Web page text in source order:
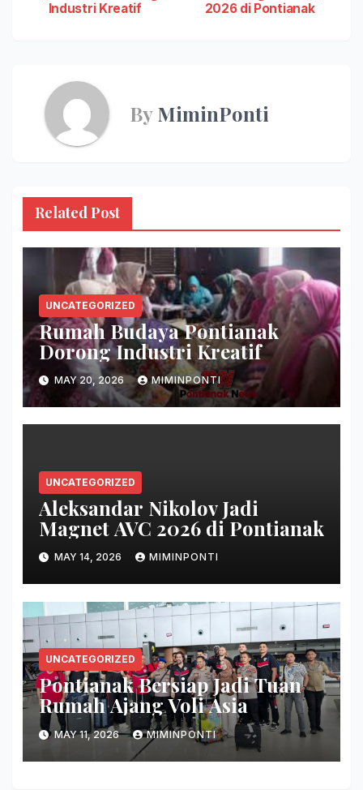
navigation
2026 di Pontianak
Industri Kreatif
ByMiminPonti
Related Post
UNCATEGORIZED
Rumah Budaya Pontianak
Dorong Industri Kreatif
MAY 20, 2026 MIMINPONTI
UNCATEGORIZED
Aleksandar Nikolov Jadi
Magnet AVC 2026 di Pontianak
MAY 14, 2026 MIMINPONTI
UNCATEGORIZED
Pontianak Bersiap Jadi Tuan
Rumah Ajang Voli Asia
MAY 11, 2026 MIMINPONTI